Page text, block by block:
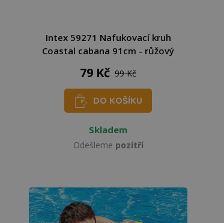
Intex 59271 Nafukovací kruh
Coastal cabana 91cm - růžový
79 Kč 99 Kč
DO KOŠÍKU
Skladem
Odešleme pozítří